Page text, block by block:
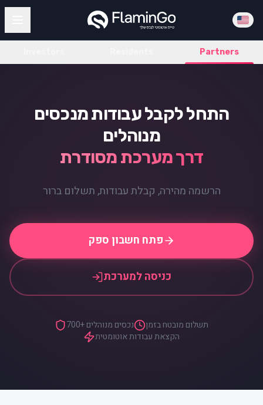
Partners
התחל לקבל עבודות מנכסים
מנוהלים
דרך מערכת מסודרת
הרשמה מהירה, קבלת עבודות, תשלום ברור
פתח חשבון ספק
כניסה למערכת
700+ נכסים מנוהלים
תשלום מובטח בזמן
הקצאת עבודות אוטומטית